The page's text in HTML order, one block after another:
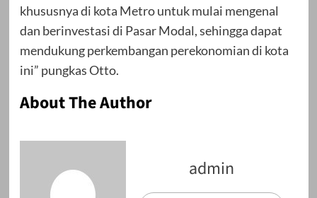
khususnya di kota Metro untuk mulai mengenal
dan berinvestasi di Pasar Modal, sehingga dapat
mendukung perkembangan perekonomian di kota
ini” pungkas Otto.
About The Author
admin